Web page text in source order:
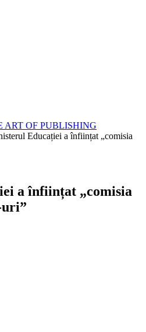
ART OF PUBLISHING
Educației a înființat „comisia
a înființat „comisia